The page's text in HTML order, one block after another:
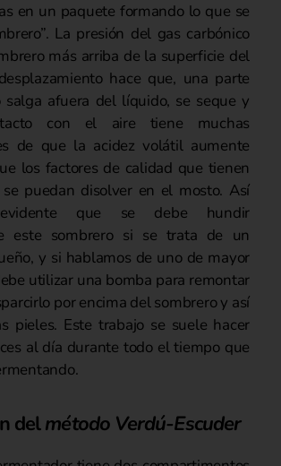
en un paquete formando lo que se
La presión del gas carbónico
más arriba de la superficie del
hace que, una parte
salga afuera del líquido, se seque y
con el aire tiene muchas
de que la acidez volátil aumente
los factores de calidad que tienen
puedan disolver en el mosto. Así
que se debe hundir
este sombrero si se trata de un
y si hablamos de uno de mayor
utilizar una bomba para remontar
por encima del sombrero y así
pieles. Este trabajo se suele hacer
al día durante todo el tiempo que
delmétodo Verdú-Escuder